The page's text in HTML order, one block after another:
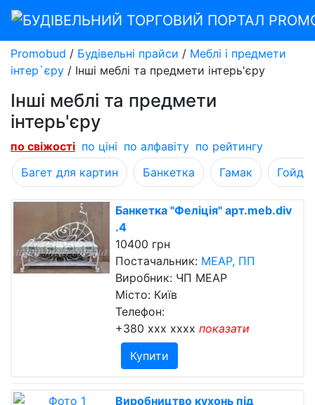
Promobud / Будівельні прайси / Меблі і предмети
інтер`єру / Інші меблі та предмети інтерь'єру
Інші меблі та предмети
інтерь'єру
по свіжості по ціні по алфавіту по рейтингу
Багет для картин
Банкетка Гамак
Банкетка "Феліція" арт.meb.div
.4
10400 грн
Постачальник: МЕАР, ПП
Виробник: ЧП МЕАР
Місто: Київ
Телефон:
+380 xxx xxxx показати
Купити
Виробництво кухонь під